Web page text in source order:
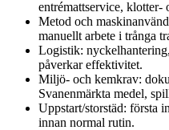
entrémattservice, klotter-
Metod och
manuellt arbete i trånga
Logistik:
påverkar effektivitet.
Miljö- och kemkrav:
Svanenmärkta medel,
Uppstart/storstäd: första
innan normal rutin.